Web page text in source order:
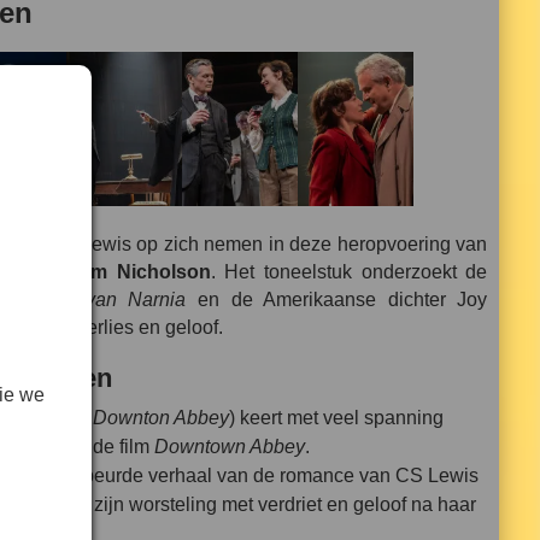
C.S. Lewis op zich nemen in deze heropvoering van
William Nicholson. Het toneelstuk onderzoekt de
van Narnia en de Amerikaanse dichter Joy
liefde, verlies en geloof.
moet zien
Downton Abbey) keert met veel spanning
van de film Downtown Abbey.
waargebeurde verhaal van de romance van CS Lewis
van zijn worsteling met verdriet en geloof na haar
we